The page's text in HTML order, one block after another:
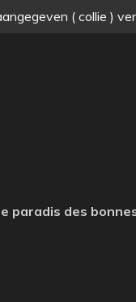
( collie )
paradis des